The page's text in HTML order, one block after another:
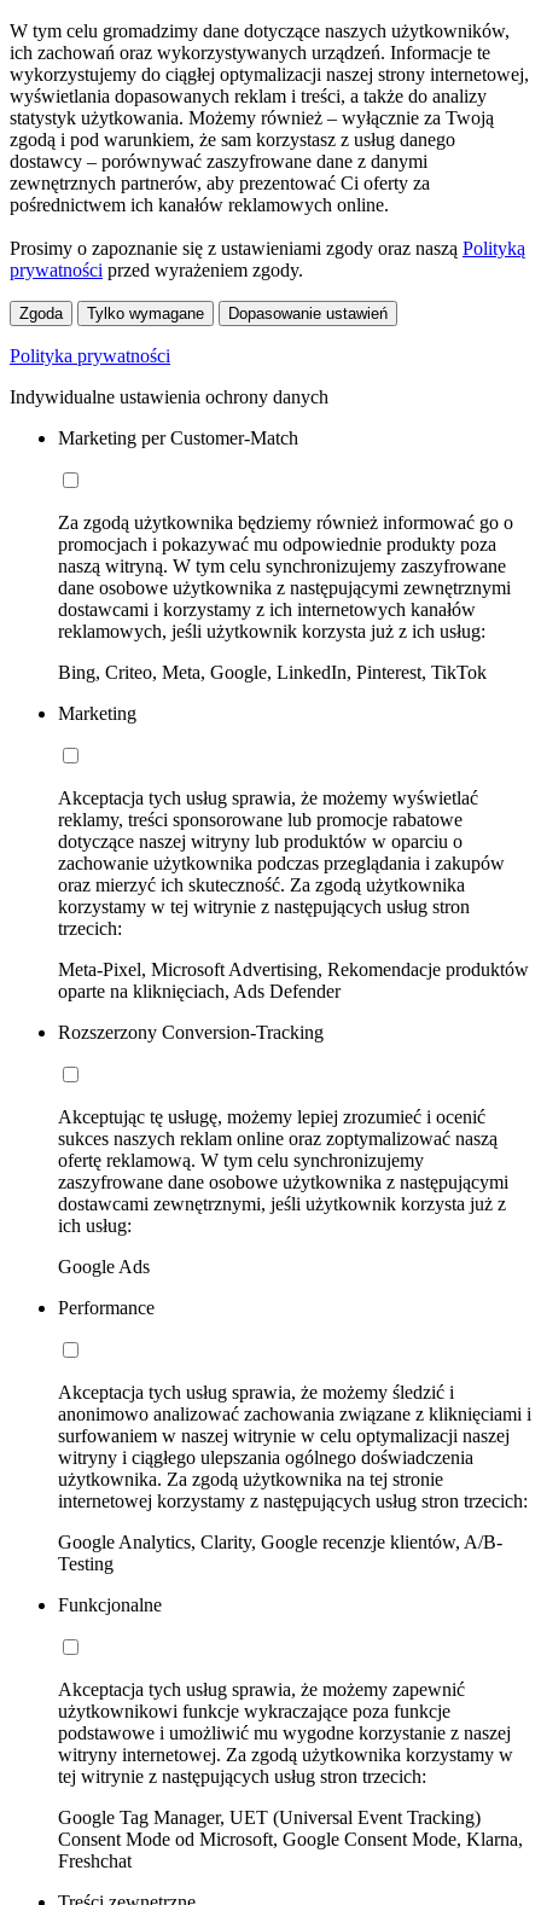
W tym celu gromadzimy dane dotyczące naszych użytkowników,
ich zachowań oraz wykorzystywanych urządzeń. Informacje te
wykorzystujemy do ciągłej optymalizacji naszej strony internetowej,
wyświetlania dopasowanych reklam i treści, a także do analizy
statystyk użytkowania. Możemy również – wyłącznie za Twoją
zgodą i pod warunkiem, że sam korzystasz z usług danego
dostawcy – porównywać zaszyfrowane dane z danymi
zewnętrznych partnerów, aby prezentować Ci oferty za
pośrednictwem ich kanałów reklamowych online.
Prosimy o zapoznanie się z ustawieniami zgody oraz naszą Polityką
prywatności przed wyrażeniem zgody.
Zgoda Tylko wymagane Dopasowanie ustawień
Polityka prywatności
Indywidualne ustawienia ochrony danych
Marketing per Customer-Match
Za zgodą użytkownika będziemy również informować go o
promocjach i pokazywać mu odpowiednie produkty poza
naszą witryną. W tym celu synchronizujemy zaszyfrowane
dane osobowe użytkownika z następującymi zewnętrznymi
dostawcami i korzystamy z ich internetowych kanałów
reklamowych, jeśli użytkownik korzysta już z ich usług:
Bing, Criteo, Meta, Google, LinkedIn, Pinterest, TikTok
Marketing
Akceptacja tych usług sprawia, że możemy wyświetlać
reklamy, treści sponsorowane lub promocje rabatowe
dotyczące naszej witryny lub produktów w oparciu o
zachowanie użytkownika podczas przeglądania i zakupów
oraz mierzyć ich skuteczność. Za zgodą użytkownika
korzystamy w tej witrynie z następujących usług stron
trzecich:
Meta-Pixel, Microsoft Advertising, Rekomendacje produktów
oparte na kliknięciach, Ads Defender
Rozszerzony Conversion-Tracking
Akceptując tę usługę, możemy lepiej zrozumieć i ocenić
sukces naszych reklam online oraz zoptymalizować naszą
ofertę reklamową. W tym celu synchronizujemy
zaszyfrowane dane osobowe użytkownika z następującymi
dostawcami zewnętrznymi, jeśli użytkownik korzysta już z
ich usług:
Google Ads
Performance
Akceptacja tych usług sprawia, że możemy śledzić i
anonimowo analizować zachowania związane z kliknięciami i
surfowaniem w naszej witrynie w celu optymalizacji naszej
witryny i ciągłego ulepszania ogólnego doświadczenia
użytkownika. Za zgodą użytkownika na tej stronie
internetowej korzystamy z następujących usług stron trzecich:
Google Analytics, Clarity, Google recenzje klientów, A/B-
Testing
Funkcjonalne
Akceptacja tych usług sprawia, że możemy zapewnić
użytkownikowi funkcje wykraczające poza funkcje
podstawowe i umożliwić mu wygodne korzystanie z naszej
witryny internetowej. Za zgodą użytkownika korzystamy w
tej witrynie z następujących usług stron trzecich:
Google Tag Manager, UET (Universal Event Tracking)
Consent Mode od Microsoft, Google Consent Mode, Klarna,
Freshchat